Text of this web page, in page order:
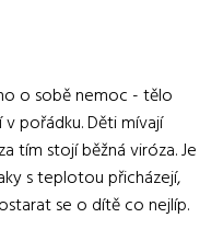
o sobě nemoc - tělo
pořádku. Děti mívají
tím stojí běžná viróza. Je
s teplotou přicházejí,
se o dítě co nejlíp.